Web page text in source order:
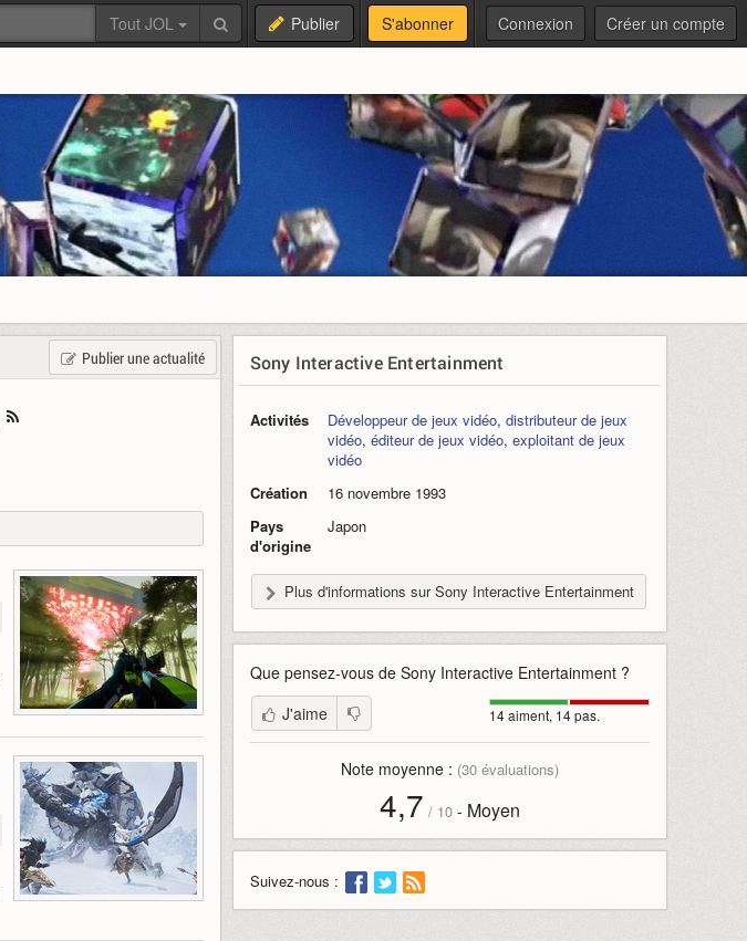
Tout JOL Publier S'abonner Connexion Créer un compte
Publier une actualité Sony Interactive Entertainment
Activités Développeur de jeux vidéo, distributeur de jeux
vidéo, éditeur de jeux vidéo, exploitant de jeux
vidéo
Création
16 novembre 1993
Pays
d'origine
Japon
Plus d'informations sur Sony Interactive Entertainment
Que pensez-vous de Sony Interactive Entertainment?
14 aiment, 14 pas.
J'aime
Note moyenne : (30évaluations)
4,7 / 10- Moyen
Suivez-nous :